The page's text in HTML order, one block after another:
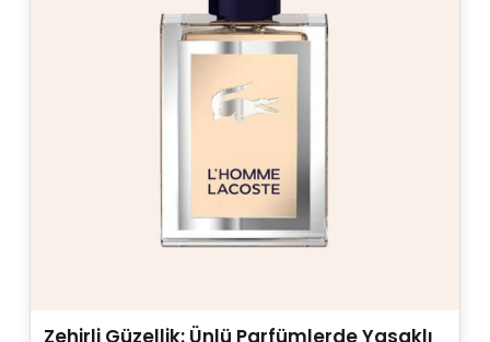
Zehirli Güzellik: Ünlü Parfümlerde Yasaklı